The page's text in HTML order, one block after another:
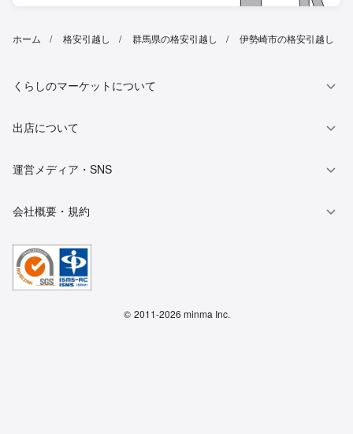
ホーム 格安引越し 群馬県の格安引越し 伊勢崎市の格安引越し
くらしのマーケットについて
出店について
運営メディア・SNS
会社概要・規約
© 2011-2026 minma Inc.